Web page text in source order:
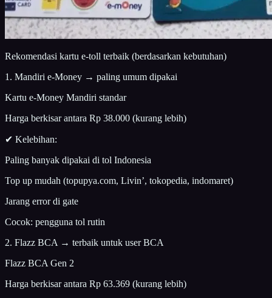
Rekomendasi kartu e-toll terbaik (berdasarkan kebutuhan)
1. Mandiri e-Money → paling umum dipakai
Kartu e-Money Mandiri standar
Harga berkisar antara Rp 38.000 (kurang lebih)
✔ Kelebihan:
Paling banyak dipakai di tol Indonesia
Top up mudah (topupya.com, Livin’, tokopedia, indomaret)
Jarang error di gate
Cocok: pengguna tol rutin
2. Flazz BCA → terbaik untuk user BCA
Flazz BCA Gen 2
Harga berkisar antara Rp 63.369 (kurang lebih)